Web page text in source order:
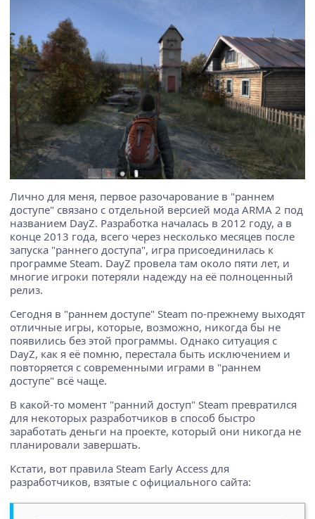
Лично для меня, первое разочарование в "раннем
доступе" связано с отдельной версией мода ARMA 2 под
названием DayZ. Разработка началась в 2012 году, а в
конце 2013 года, всего через несколько месяцев после
запуска "раннего доступа", игра присоединилась к
программе Steam. DayZ провела там около пяти лет, и
многие игроки потеряли надежду на её полноценный
релиз.
Сегодня в "раннем доступе" Steam по-прежнему выходят
отличные игры, которые, возможно, никогда бы не
появились без этой программы. Однако ситуация с
DayZ, как я её помню, перестала быть исключением и
повторяется с современными играми в "раннем
доступе" всё чаще.
В какой-то момент "ранний доступ" Steam превратился
для некоторых разработчиков в способ быстро
заработать деньги на проекте, который они никогда не
планировали завершать.
Кстати, вот правила Steam Early Access для
разработчиков, взятые с официального сайта: